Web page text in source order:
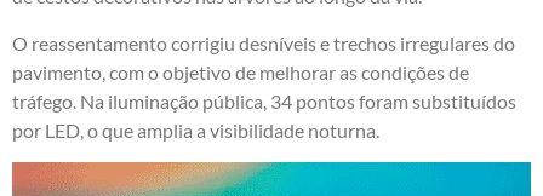
O reassentamento corrigiu desníveis e trechos irregulares do
pavimento, com o objetivo de melhorar as condições de
tráfego. Na iluminação pública, 34 pontos foram substituídos
por LED, o que amplia a visibilidade noturna.